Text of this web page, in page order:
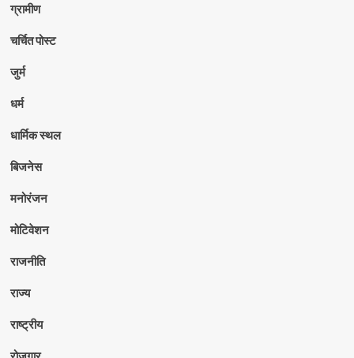
ग्रामीण
चर्चित पोस्ट
जुर्म
धर्म
धार्मिक स्थल
बिजनेस
मनोरंजन
मोटिवेशन
राजनीति
राज्य
राष्ट्रीय